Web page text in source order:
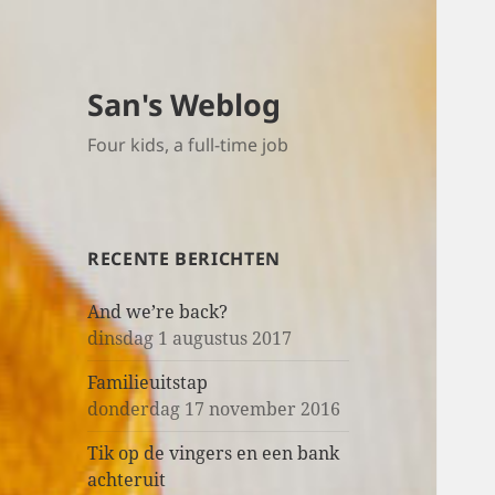
San's Weblog
Four kids, a full-time job
RECENTE BERICHTEN
And we’re back?
dinsdag 1 augustus 2017
Familieuitstap
donderdag 17 november 2016
Tik op de vingers en een bank
achteruit